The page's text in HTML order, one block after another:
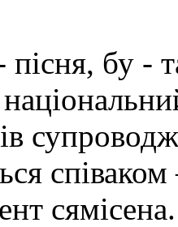
пісня, бу -
сямісена.